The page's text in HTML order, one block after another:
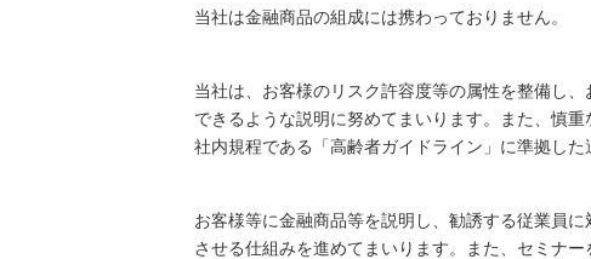
当社は金融商品の組成には携わっておりません。
当社は、お客様のリスク許容度等の属性を整備し
できるような説明に努めてまいります。また、慎
社内規程である「高齢者ガイドライン」に準拠した
お客様等に金融商品等を説明し、勧誘する従業員
させる仕組みを進めてまいります。また、セミナ